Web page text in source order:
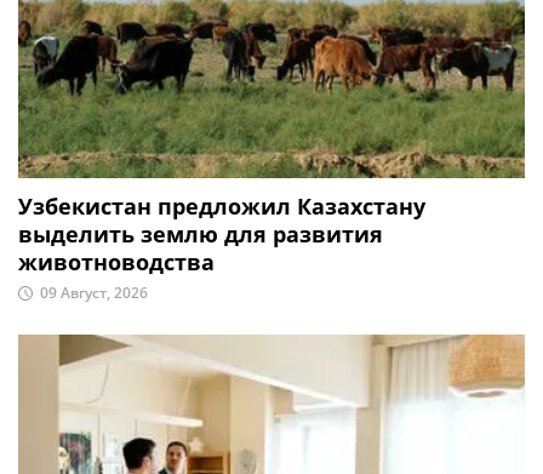
Узбекистан предложил Казахстану
выделить землю для развития
животноводства
09 Август, 2026